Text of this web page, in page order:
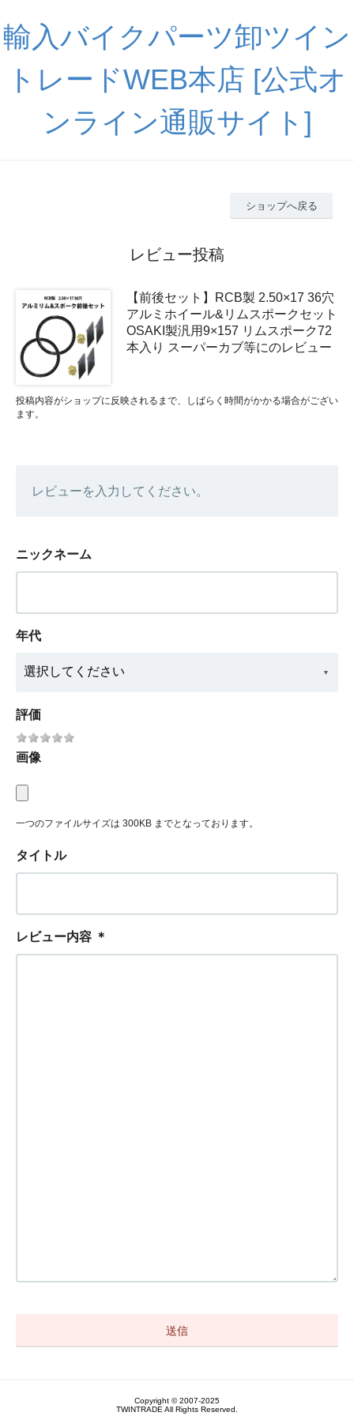
輸入バイクパーツ卸ツイン
トレードWEB本店 [公式オ
ンライン通販サイト]
ショップへ戻る
レビュー投稿
【前後セット】RCB製 2.50×17 36穴
アルミホイール&リムスポークセット
OSAKI製汎用9×157 リムスポーク72
本入り スーパーカブ等にのレビュー
投稿内容がショップに反映されるまで、しばらく時間がかかる場合がござい
ます。
レビューを入力してください。
ニックネーム
年代
評価
画像
一つのファイルサイズは 300KB までとなっております。
タイトル
レビュー内容 ＊
Copyright © 2007-2025
TWINTRADE All Rights Reserved.